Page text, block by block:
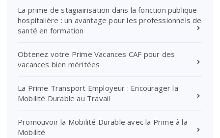
La prime de stagiairisation dans la fonction publique
hospitalière : un avantage pour les professionnels de
santé en formation
Obtenez votre Prime Vacances CAF pour des
vacances bien méritées
La Prime Transport Employeur : Encourager la
Mobilité Durable au Travail
Promouvoir la Mobilité Durable avec la Prime à la
Mobilité